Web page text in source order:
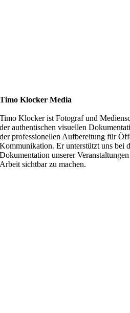
Timo Klocker Media
Timo Klocker ist Fotograf und
der authentischen visuellen
der professionellen Aufbereitung für
Kommunikation. Er unterstützt uns bei
Dokumentation unserer
Arbeit sichtbar zu machen.